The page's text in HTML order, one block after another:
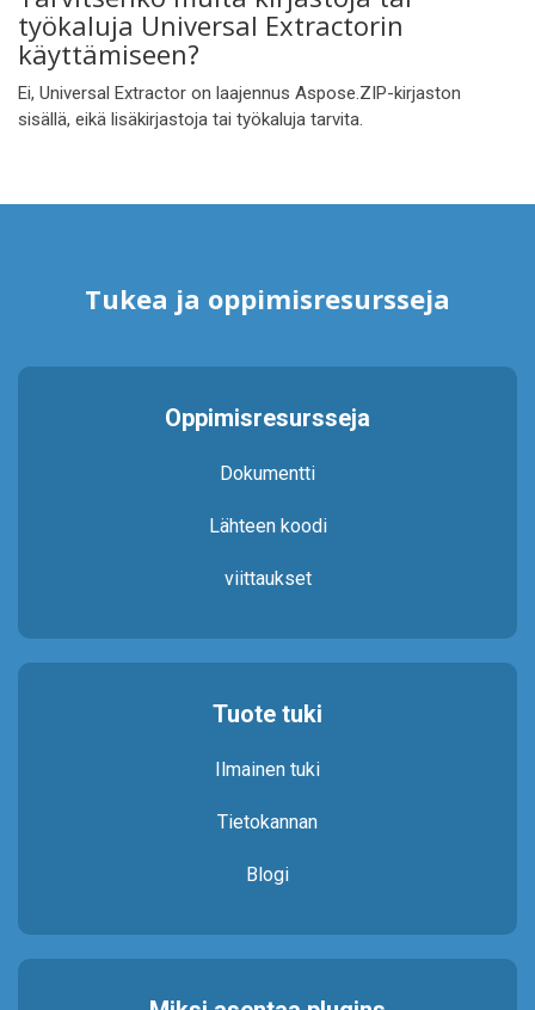
työkaluja Universal Extractorin
käyttämiseen?
Ei, Universal Extractor on laajennus Aspose.ZIP-kirjaston
sisällä, eikä lisäkirjastoja tai työkaluja tarvita.
Tukea ja oppimisresursseja
Oppimisresursseja
Dokumentti
Lähteen koodi
viittaukset
Tuote tuki
Ilmainen tuki
Tietokannan
Blogi